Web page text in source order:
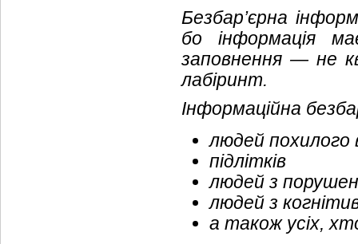
Безбар’єрна
бо інформація
заповнення — не
лабіринт.
Інформаційна
людей похилого
підлітків
людей з
людей з
а також усіх,